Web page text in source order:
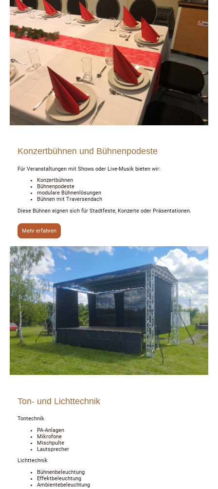
Konzertbühnen und Bühnenpodeste
Für Veranstaltungen mit Shows oder Live-Musik bieten wir:
Konzertbühnen
Bühnenpodeste
modulare Bühnenlösungen
Bühnen mit Traversendach
Diese Bühnen eignen sich für Stadtfeste, Konzerte oder Präsentationen.
Mehr erfahren
Ton- und Lichttechnik
Tontechnik
PA-Anlagen
Mikrofone
Mischpulte
Lautsprecher
Lichttechnik
Bühnenbeleuchtung
Effektbeleuchtung
Ambientebeleuchtung